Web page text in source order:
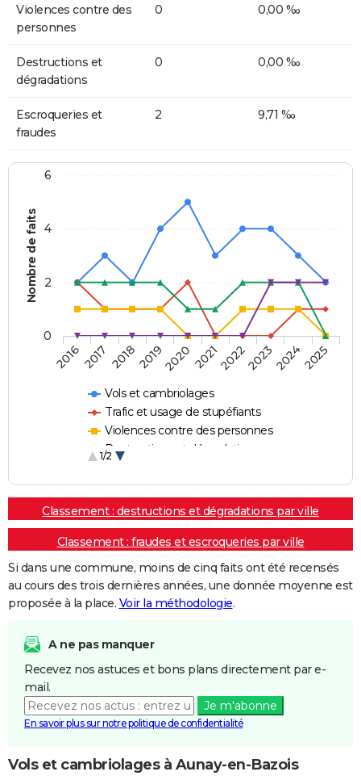
Violences contre des
personnes
0 0,00 ‰
Destructions et
dégradations
0 0,00 ‰
Escroqueries et
fraudes
2 9,71 ‰
Nombre de faits
Vols et cambriolages
Trafic et usage de stupéfiants
Violences contre des personnes
Destructions et dégradations
1/2
20162017 20182019202020212022202320242025
0
2
4
6
Classement : destructions et dégradations par ville
Classement : fraudes et escroqueries par ville
Si dans une commune, moins de cinq faits ont été recensés
au cours des trois dernières années, une donnée moyenne est
proposée à la place. Voir la méthodologie.
A ne pas manquer
Recevez nos astuces et bons plans directement par e-
mail.
Je m'abonne
En savoir plus sur notre politique de confidentialité
Vols et cambriolages à Aunay-en-Bazois